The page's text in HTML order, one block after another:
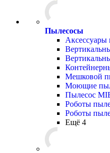
Пылесосы
Аксессуары
Мешковой
Моющие
Пылесос
Роботы
Роботы
Ещё 4